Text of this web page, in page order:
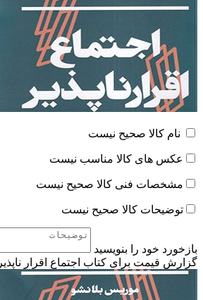
نام کالا صحیح نیست
عکس های کالا مناسب نیست
مشخصات فنی کالا صحیح نیست
توضیحات کالا صحیح نیست
بازخورد خود را بنویسید
گزارش قیمت برای کتاب اجتماع اقرار ناپذیر